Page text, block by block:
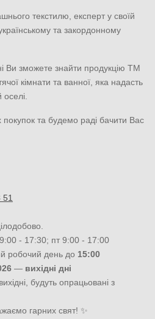
текстилю, експерт у своїй
та закордонному
Ви зможете знайти продукцію ТМ
кімнати та ванної, яка надасть
та будемо раді бачити Вас
51
- 17:30; пт 9:00 - 17:00
робочий день до 15:00
— вихідні дні
будуть опрацьовані з
гарних свят! ✨